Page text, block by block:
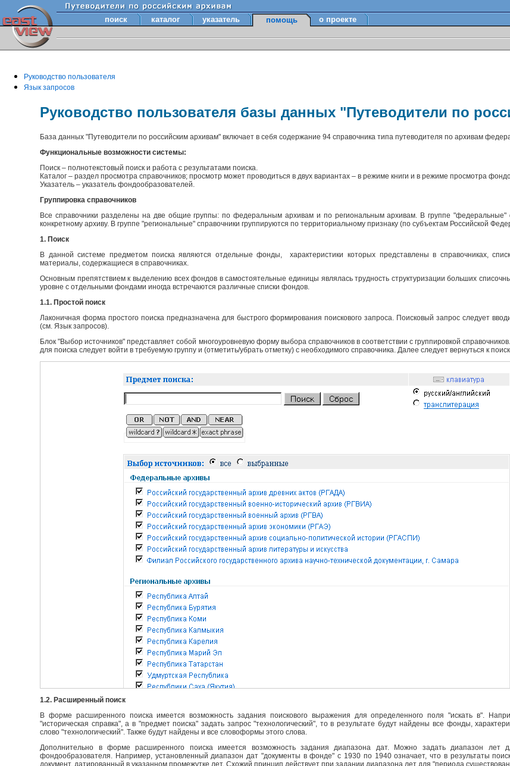
поиск каталог указатель помощь о проекте
Руководство пользователя
Язык запросов
Руководство пользователя базы данных "Путеводители по
База данных "Путеводители по российским архивам" включает в себя содержание 94 справочника типа путеводителя по архивам
Функциональные возможности системы:
Поиск – полнотекстовый поиск и работа с результатами поиска.
Каталог – раздел просмотра справочников; просмотр может проводиться в двух вариантах – в режиме книги и в режиме просмотра
Указатель – указатель фондообразователей.
Группировка справочников
Все справочники разделены на две общие группы: по федеральным архивам и по региональным архивам. В группе "федеральные"
конкретному архиву. В группе "региональные" справочники группируются по территориальному признаку (по субъектам Российской
1. Поиск
В данной системе предметом поиска являются отдельные фонды, характеристики которых представлены в справочниках,
материалы, содержащиеся в справочниках.
Основным препятствием к выделению всех фондов в самостоятельные единицы являлась трудность структуризации больших
уровне с отдельными фондами иногда встречаются различные списки фондов.
1.1. Простой поиск
Лаконичная форма простого поиска предназначена для быстрого формирования поискового запроса. Поисковый запрос следует
(см. Язык запросов).
Блок "Выбор источников" представляет собой многоуровневую форму выбора справочников в соответствии с группировкой
для поиска следует войти в требуемую группу и (отметить/убрать отметку) с необходимого справочника. Далее следует вернуться к
1.2. Расширенный поиск
В форме расширенного поиска имеется возможность задания поискового выражения для определенного поля "искать в".
"историческая справка", а в "предмет поиска" задать запрос "технологический", то в результате будут найдены все фонды,
слово "технологический". Также будут найдены и все словоформы этого слова.
Дополнительно в форме расширенного поиска имеется возможность задания диапазона дат. Можно задать диапазон лет
фондообразователя. Например, установленный диапазон дат "документы в фонде" с 1930 по 1940 означает, что в результаты
документ, датированный в указанном промежутке лет. Схожий принцип действует при задании диапазона лет для "периода